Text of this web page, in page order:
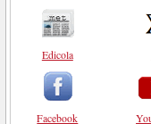
Edicola
Facebook